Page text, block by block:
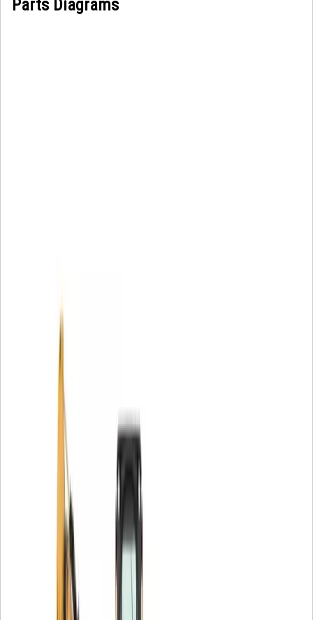
Parts Diagrams